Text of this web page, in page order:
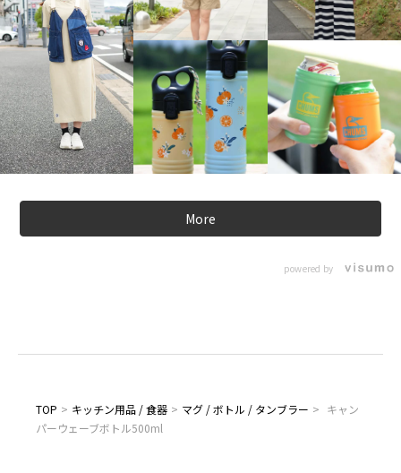
More
powered by
TOP > キッチン用品 / 食器 > マグ / ボトル / タンブラー > キャン
パーウェーブボトル500ml